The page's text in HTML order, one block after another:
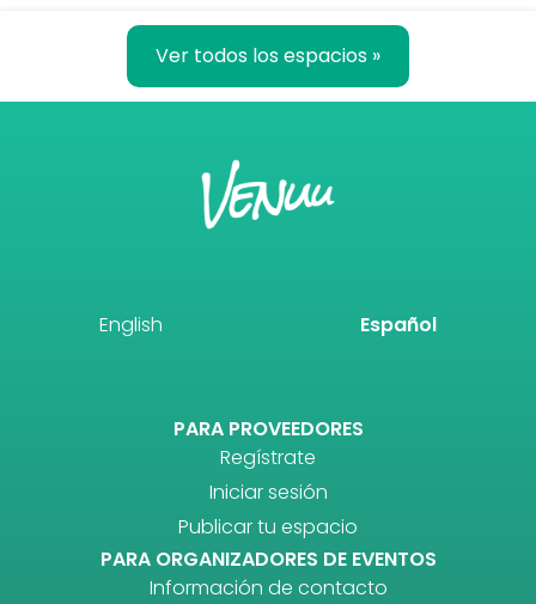
Ver todos los espacios »
English Español
PARA PROVEEDORES
Regístrate
Iniciar sesión
Publicar tu espacio
PARA ORGANIZADORES DE EVENTOS
Información de contacto